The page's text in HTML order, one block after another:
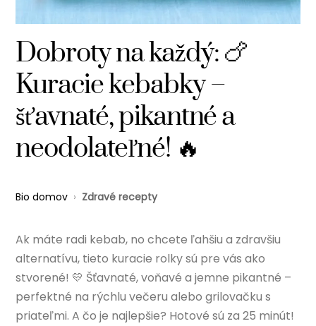
Dobroty na každý: 🍗
Kuracie kebabky –
šťavnaté, pikantné a
neodolateľné! 🔥
Bio domov › Zdravé recepty
Ak máte radi kebab, no chcete ľahšiu a zdravšiu
alternatívu, tieto kuracie rolky sú pre vás ako
stvorené! 💛 Šťavnaté, voňavé a jemne pikantné –
perfektné na rýchlu večeru alebo grilovačku s
priateľmi. A čo je najlepšie? Hotové sú za 25 minút!